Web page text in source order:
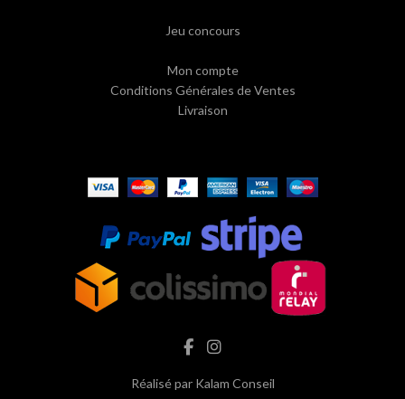
Jeu concours
Mon compte
Conditions Générales de Ventes
Livraison
Réalisé par Kalam Conseil